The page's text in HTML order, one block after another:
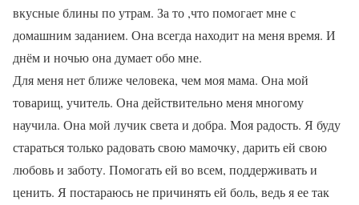
вкусные блины по утрам. За то ,что помогает мне с
домашним заданием. Она всегда находит на меня время. И
днём и ночью она думает обо мне.
Для меня нет ближе человека, чем моя мама. Она мой
товарищ, учитель. Она действительно меня многому
научила. Она мой лучик света и добра. Моя радость. Я буду
стараться только радовать свою мамочку, дарить ей свою
любовь и заботу. Помогать ей во всем, поддерживать и
ценить. Я постараюсь не причинять ей боль, ведь я ее так